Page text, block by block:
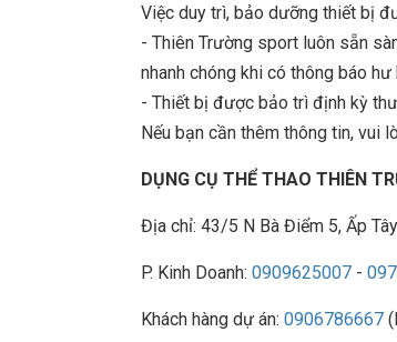
Việc duy trì, bảo dưỡng thiết bị
- Thiên Trường sport luôn sẵn
nhanh chóng khi có thông báo hư
- Thiết bị được bảo trì định kỳ
Nếu bạn cần thêm thông tin, vui
DỤNG CỤ THỂ THAO THIÊN
Địa chỉ: 43/5 N Bà Điểm 5, Ấp
P. Kinh Doanh: 0909625007 -
Khách hàng dự án: 0906786667